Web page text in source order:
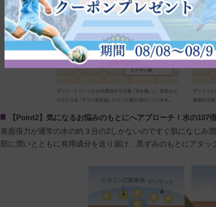
【Point2】気になるお悩みのもとにへアプローチ！水の107
表面張力が通常の水の約３分の2しかないのですぐ肌になじみ
部に潤いとともに有用成分を送り届け、黒ずみのもとにアタッ